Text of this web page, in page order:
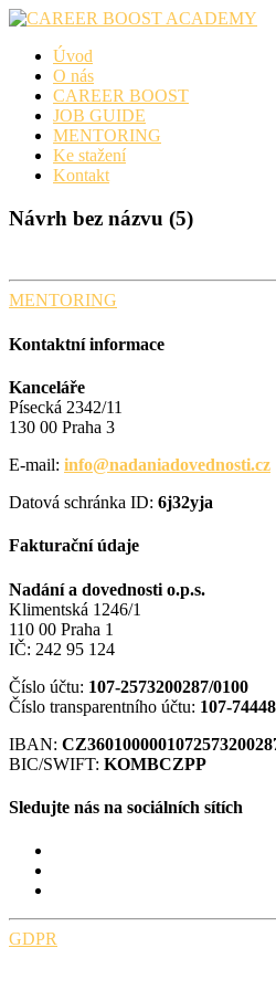
Skip
contentÚvod
O nás
CAREER BOOST
JOB GUIDE
MENTORING
Ke stažení
Kontakt
Návrh bez názvu (5)
MENTORING
Kontaktní informace
Kanceláře
Písecká 2342/11
130 00 Praha 3
E-mail: info@nadaniadovednosti.cz
Datová schránka ID: 6j32yja
Fakturační údaje
Nadání a dovednosti o.p.s.
Klimentská 1246/1
110 00 Praha 1
IČ: 242 95 124
Číslo účtu: 107-2573200287/0100
Číslo transparentního účtu: 107-
IBAN:
BIC/SWIFT: KOMBCZPP
Sledujte nás na sociálních sítích
GDPR